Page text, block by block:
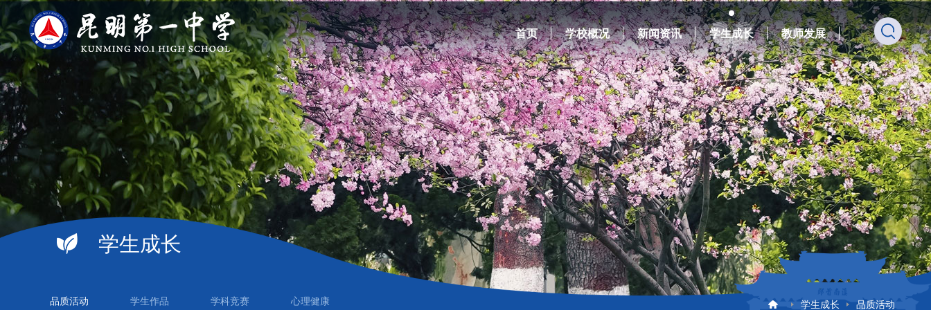
首页 学校概况 新闻资讯 学生成长 教师发展
学生成长
品质活动 学生作品 学科竞赛 心理健康 学生成长 品质活动